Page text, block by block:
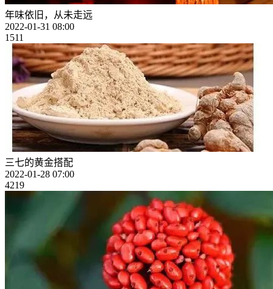
年味依旧，从未走远
2022-01-31 08:00
1511
三七的黄金搭配
2022-01-28 07:00
4219